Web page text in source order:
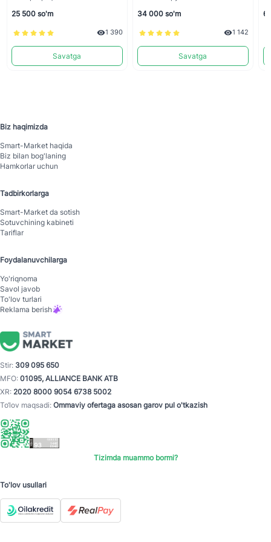
25 500 so'm
1 390
Savatga
34 000 so'm
1 142
Savatga
Biz haqimizda
Smart-Mаrket haqida
Biz bilan bog'laning
Hamkorlar uchun
Tadbirkorlarga
Smart-Mаrket da sotish
Sotuvchining kabineti
Tariflar
Foydalanuvchilarga
Yo'riqnoma
Savol javob
To'lov turlari
Reklama berish
Stir: 309 095 650
MFO: 01095, ALLIANCE BANK ATB
XR: 2020 8000 9054 6738 5002
To‘lov maqsadi: Ommaviy ofertaga asosan garov pul o'tkazish
Tizimda muammo bormi?
To'lov usullari